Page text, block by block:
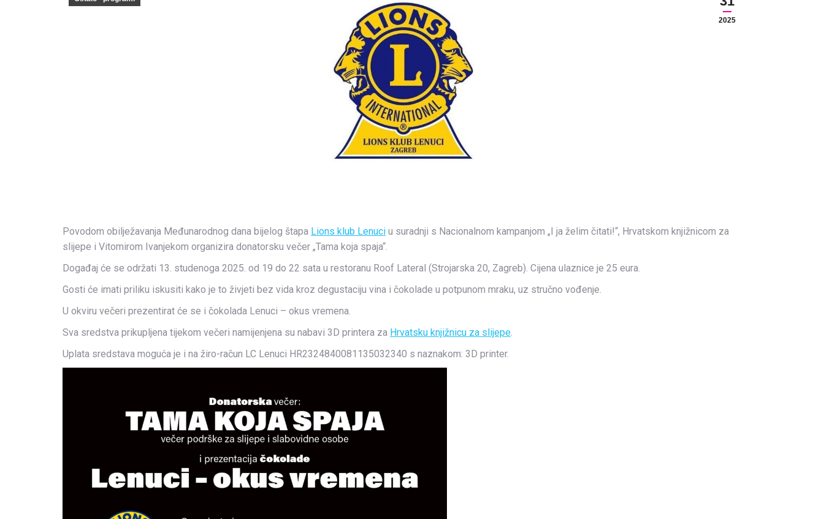
2025
Povodom obilježavanja Međunarodnog dana bijelog štapa Lions klub Lenuci u suradnji s Nacionalnom kampanjom „I ja želim čitati!“, Hrvatskom knjižnicom za
slijepe i Vitomirom Ivanjekom organizira donatorsku večer „Tama koja spaja“.
Događaj će se održati 13. studenoga 2025. od 19 do 22 sata u restoranu Roof Lateral (Strojarska 20, Zagreb). Cijena ulaznice je 25 eura.
Gosti će imati priliku iskusiti kako je to živjeti bez vida kroz degustaciju vina i čokolade u potpunom mraku, uz stručno vođenje.
U okviru večeri prezentirat će se i čokolada Lenuci – okus vremena.
Sva sredstva prikupljena tijekom večeri namijenjena su nabavi 3D printera za Hrvatsku knjižnicu za slijepe
Uplata sredstava moguća je i na žiro-račun LC Lenuci HR2324840081135032340 s naznakom: 3D printer.